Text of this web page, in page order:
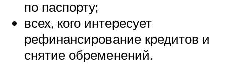
по паспорту;
всех, кого интересует
рефинансирование кредитов и
снятие обременений.